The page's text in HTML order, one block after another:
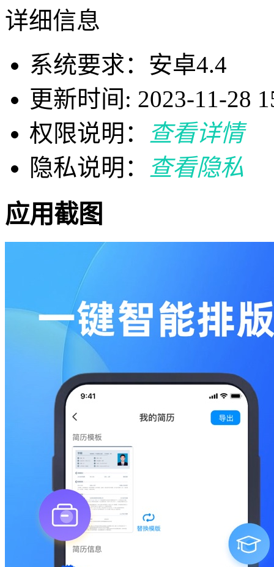
详细信息
系统要求：安卓4.4
更新时间: 2023-11-28
权限说明：
查看详情
隐私说明：
查看隐私
应用截图